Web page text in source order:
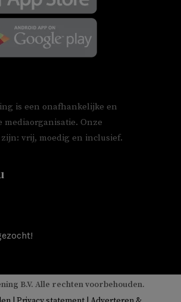
is een onafhankelijke en
mediaorganisatie. Onze
vrij, moedig en inclusief.
B.V. Alle rechten voorbehouden.